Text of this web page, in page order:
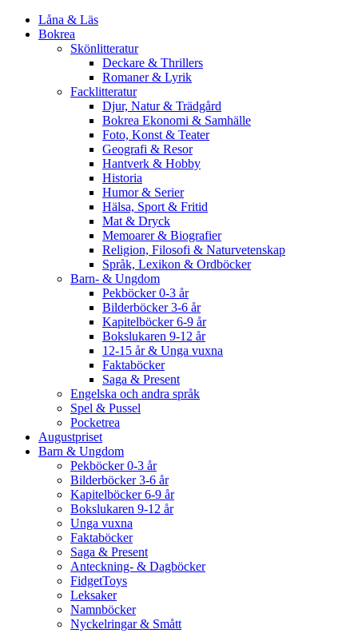
Låna & Läs
Bokrea
Skönlitteratur
Deckare & Thrillers
Romaner & Lyrik
Facklitteratur
Djur, Natur & Trädgård
Bokrea Ekonomi & Samhälle
Foto, Konst & Teater
Geografi & Resor
Hantverk & Hobby
Historia
Humor & Serier
Hälsa, Sport & Fritid
Mat & Dryck
Memoarer & Biografier
Religion, Filosofi & Naturvetenskap
Språk, Lexikon & Ordböcker
Barn- & Ungdom
Pekböcker 0-3 år
Bilderböcker 3-6 år
Kapitelböcker 6-9 år
Bokslukaren 9-12 år
12-15 år & Unga vuxna
Faktaböcker
Saga & Present
Engelska och andra språk
Spel & Pussel
Pocketrea
Augustpriset
Barn & Ungdom
Pekböcker 0-3 år
Bilderböcker 3-6 år
Kapitelböcker 6-9 år
Bokslukaren 9-12 år
Unga vuxna
Faktaböcker
Saga & Present
Anteckning- & Dagböcker
FidgetToys
Leksaker
Namnböcker
Nyckelringar & Smått